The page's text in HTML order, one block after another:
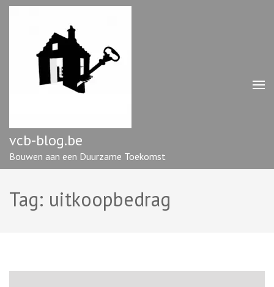
Ga
vcb-blog.be
Bouwen aan een Duurzame Toekomst
Tag: uitkoopbedrag